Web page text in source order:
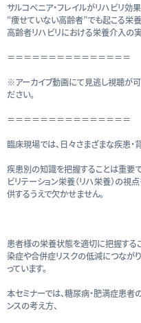
サルコペニア・フレイルがリハビリ効
“痩せていない高齢者”でも起こる栄
高齢者リハビリにおける栄養介入の
＝＝＝＝＝＝＝＝＝＝＝＝＝＝＝
※アーカイブ動画にて見逃し視聴が
ださい。
＝＝＝＝＝＝＝＝＝＝＝＝＝＝＝
臨床現場では、日々さまざまな疾患・
疾患別の知識を把握することは重要
ビリテーション栄養（リハ栄養）の視
供するうえで欠かせません。
患者様の栄養状態を適切に把握する
染症や合併症リスクの低減につなが
っています。
本セミナーでは、糖尿病・肥満症患
ンスの考え方、